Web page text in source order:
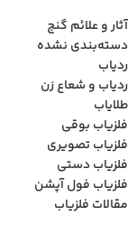
آثار و علائم گنج
دسته‌بندی نشده
ردیاب
ردیاب و شعاع زن
طلایاب
فلزیاب بوقی
فلزیاب تصویری
فلزیاب دستی
فلزیاب فول آپشن
مقالات فلزیاب